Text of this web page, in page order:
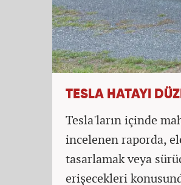
TESLA HATAYI
Tesla'ların içinde
incelenen raporda,
tasarlamak veya
erişecekleri